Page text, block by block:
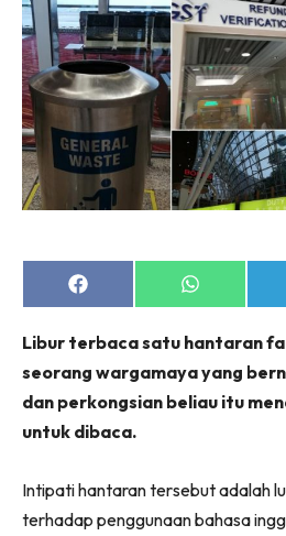
Share
on
Share
on
Libur terbaca satu hantaran
seorang wargamaya yang
dan perkongsian beliau itu
untuk dibaca.
Intipati hantaran tersebut adalah
terhadap penggunaan bahasa